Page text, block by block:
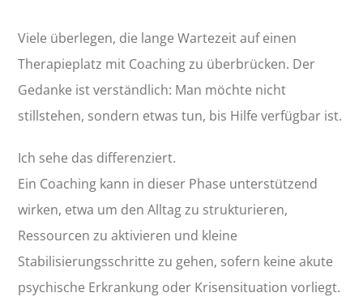
Viele überlegen, die lange Wartezeit auf einen
Therapieplatz mit Coaching zu überbrücken. Der
Gedanke ist verständlich: Man möchte nicht
stillstehen, sondern etwas tun, bis Hilfe verfügbar ist.
Ich sehe das differenziert.
Ein Coaching kann in dieser Phase unterstützend
wirken, etwa um den Alltag zu strukturieren,
Ressourcen zu aktivieren und kleine
Stabilisierungsschritte zu gehen, sofern keine akute
psychische Erkrankung oder Krisensituation vorliegt.